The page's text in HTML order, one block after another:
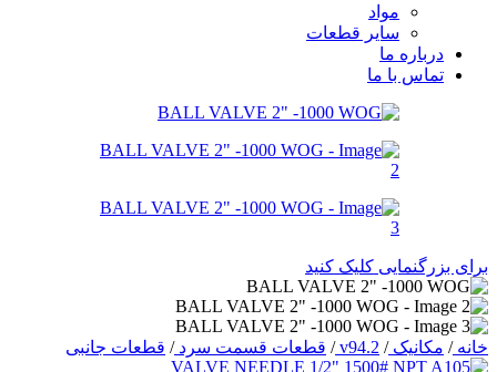
مواد
سایر قطعات
درباره ما
تماس با ما
برای بزرگنمایی کلیک کنید
خانه/ مکانیک/
v94.2
/ قطعات قسمت سرد/ قطعات جانبی